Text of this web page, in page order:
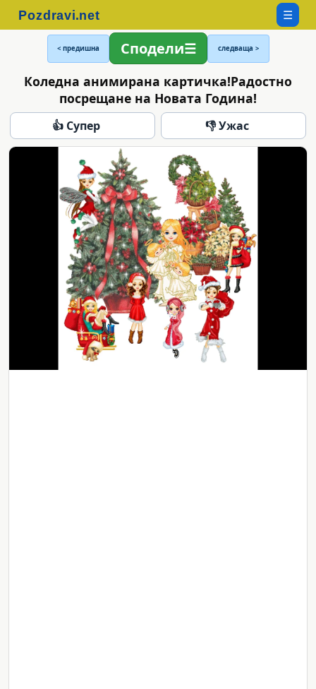
☰
< предишна Сподели следваща >
Коледна анимирана картичка!Радостно
посрещане на Новата Година!
👍 Супер 👎 Ужас